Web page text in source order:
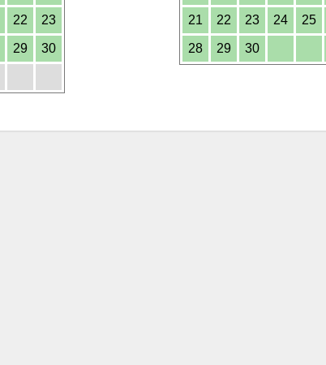
22 23
29 30
21 22 23 24 25
28 29 30